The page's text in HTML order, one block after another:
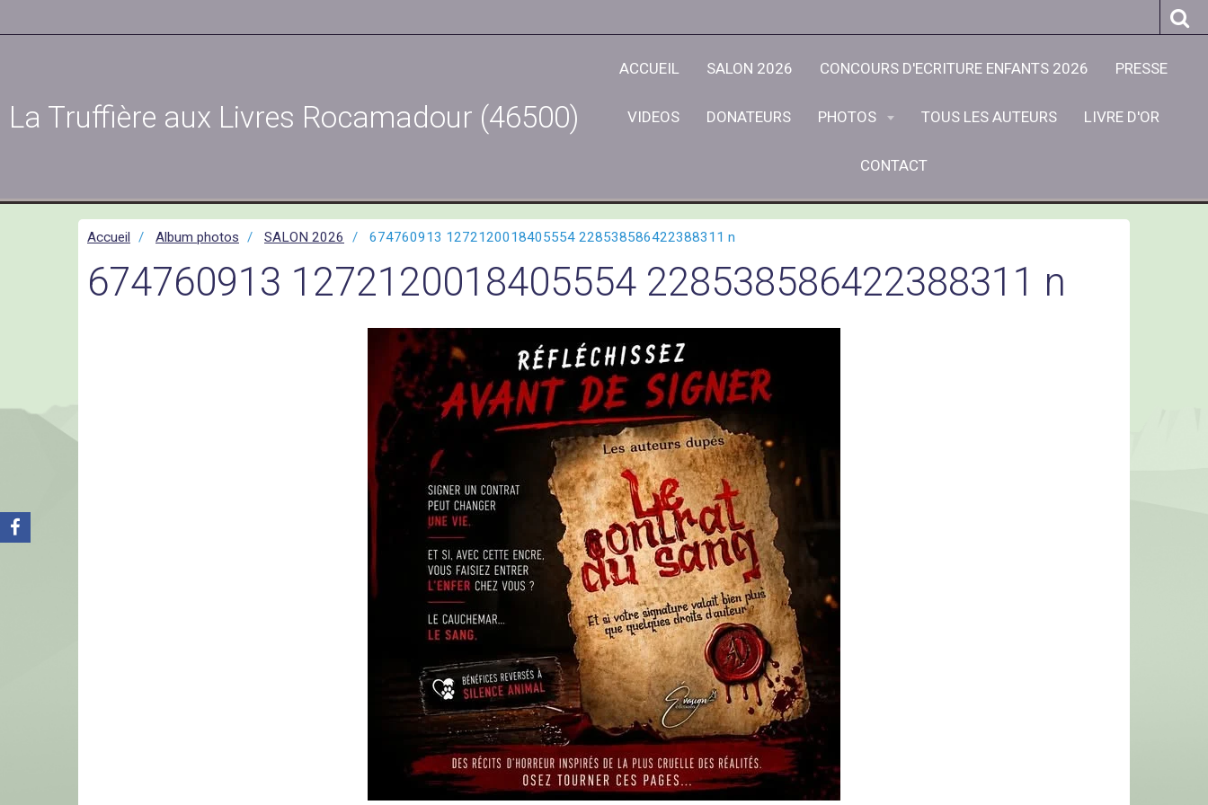
La Truffière aux Livres Rocamadour (46500)
ACCUEIL SALON 2026 CONCOURS D'ECRITURE ENFANTS 2026 PRESSE
VIDEOS DONATEURS PHOTOS TOUS LES AUTEURS LIVRE D'OR
CONTACT
Accueil Album photos SALON 2026 674760913 1272120018405554 228538586422388311 n
674760913 1272120018405554 228538586422388311 n